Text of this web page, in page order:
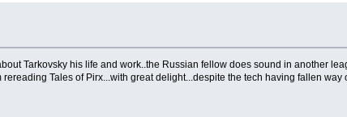
Tarkovsky his life and work..the Russian fellow does sound in another
Tales of Pirx...with great delight...despite the tech having fallen